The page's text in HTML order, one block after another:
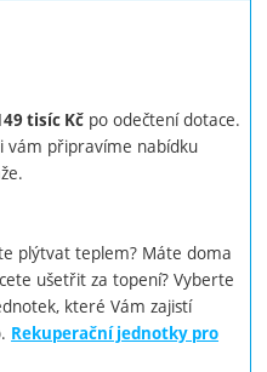
tisíc Kč po odečtení dotace.
vám připravíme nabídku
plýtvat teplem? Máte doma
ušetřit za topení? Vyberte
které Vám zajistí
Rekuperační jednotky pro